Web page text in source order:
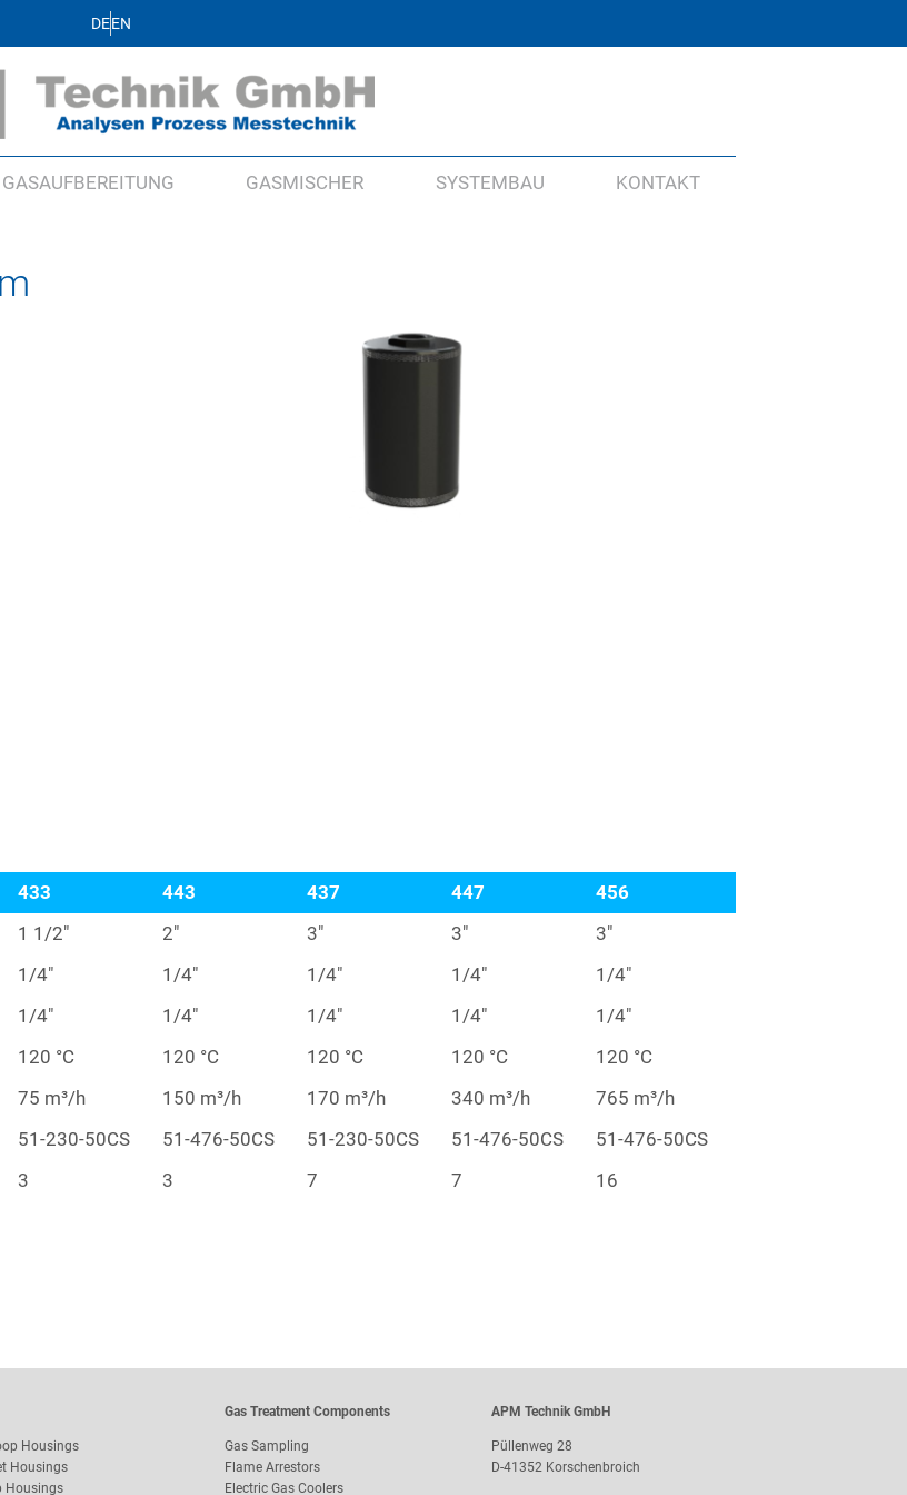
DEEN
GASAUFBEREITUNG GASMISCHER SYSTEMBAU KONTAKT
433 443 437 447
456
1 1/2″ 2″ 3″ 3″
3″
1/4″ 1/4″ 1/4″ 1/4″
1/4″
1/4″ 1/4″ 1/4″ 1/4″
1/4″
120 °C 120 °C 120 °C 120 °C
120 °C
75 m³/h 150 m³/h 170 m³/h 340 m³/h
765 m³/h
51-230-50CS 51-476-50CS 51-230-50CS 51-476-50CS
51-476-50CS
3 3 7 7 16
Housings
Housings
Housings
Gas Treatment Components
Gas Sampling
Flame Arrestors
Electric Gas Coolers
APM Technik GmbH
Püllenweg 28
D-41352 Korschenbroich